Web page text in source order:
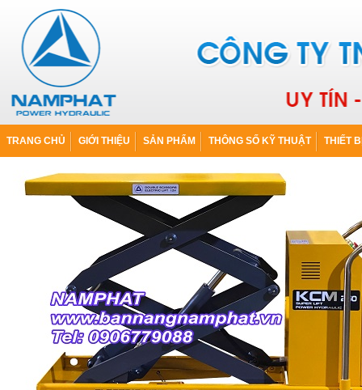
TRANG CHỦ GIỚI THIỆU SẢN PHẨM THÔNG SỐ KỸ THUẬT THIẾT